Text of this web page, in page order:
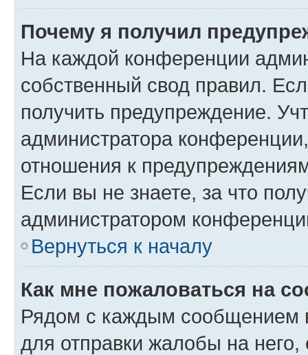
Почему я получил
На каждой конференции
собственный свод правил.
получить предупреждение.
администратора
отношения к
Если вы не знаете, за что
администратором
Вернуться к началу
Как мне пожаловаться на
Рядом с каждым сообщением
для отправки жалобы на